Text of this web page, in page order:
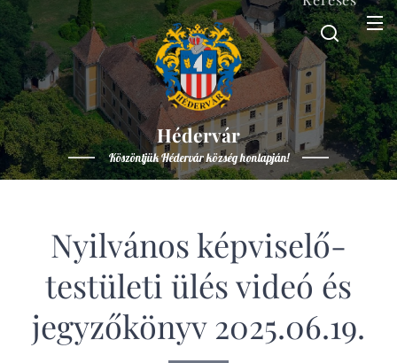
Hédervár
Köszöntjük Hédervár község honlapján!
Nyilvános képviselő-
testületi ülés videó és
jegyzőkönyv 2025.06.19.